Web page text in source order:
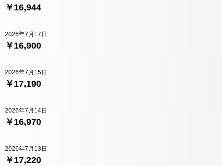
￥16,944
￥16,900
2026年7月17日
￥17,190
2026年7月15日
￥16,970
2026年7月14日
￥17,220
2026年7月13日